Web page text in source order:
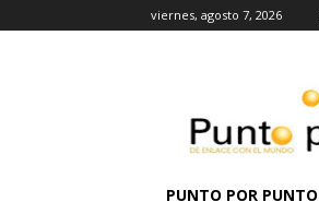
viernes, agosto 7, 2026
PUNTO POR PUNTO